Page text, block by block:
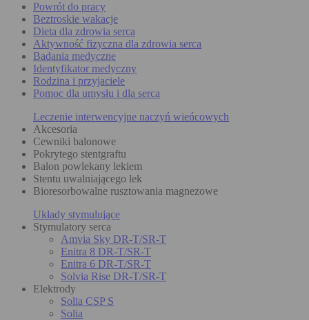
Powrót do pracy
Beztroskie wakacje
Dieta dla zdrowia serca
Aktywność fizyczna dla zdrowia serca
Badania medyczne
Identyfikator medyczny
Rodzina i przyjaciele
Pomoc dla umysłu i dla serca
Leczenie interwencyjne naczyń wieńcowych
Akcesoria
Cewniki balonowe
Pokrytego stentgraftu
Balon powlekany lekiem
Stentu uwalniającego lek
Bioresorbowalne rusztowania magnezowe
Układy stymulujące
Stymulatory serca
Amvia Sky DR-T/SR-T
Enitra 8 DR-T/SR-T
Enitra 6 DR-T/SR-T
Solvia Rise DR-T/SR-T
Elektrody
Solia CSP S
Solia